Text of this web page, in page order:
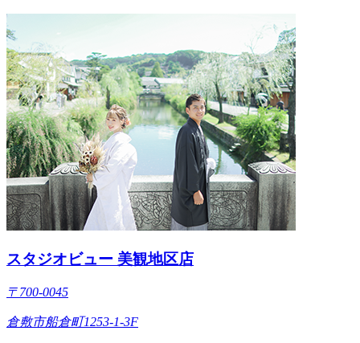
スタジオビュー 美観地区店
〒700-0045
倉敷市船倉町1253-1-3F